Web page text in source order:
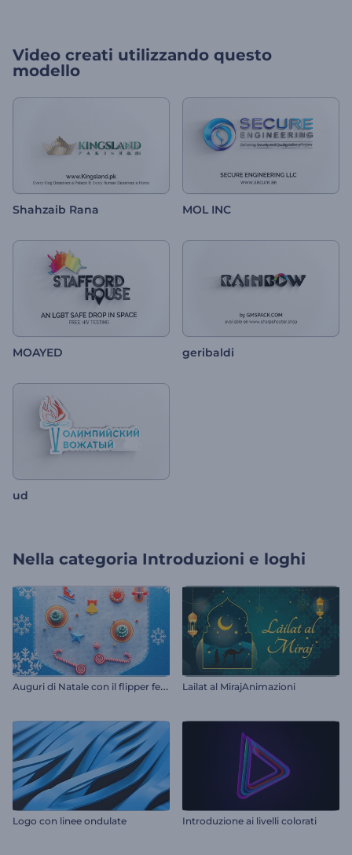
Video creati utilizzando questo
modello
Shahzaib Rana MOL INC
MOAYED geribaldi
ud
Nella categoria Introduzioni e loghi
A
uguri di Natale con il flipper festivo Lailat al MirajAnimazioni
Logo con linee ondulate Introduzione ai livelli colorati